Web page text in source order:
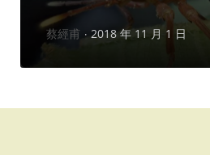
作
者：
蔡經甫 2018 年 11 月 1 日